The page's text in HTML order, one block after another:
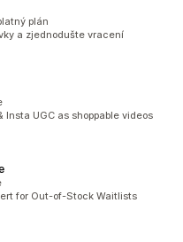
plán
a zjednodušte vracení
Insta UGC as shoppable videos
for Out-of-Stock Waitlists